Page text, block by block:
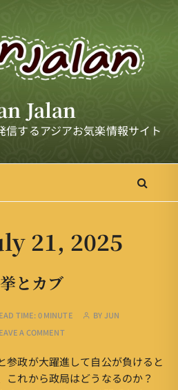
Jalan
信するアジアお気楽情報サイト
21, 2025
とカブ
TIME:0 MINUTE BYJUN
A COMMENT
参政が大躍進して自公が負けると
これから政局はどうなるのか？